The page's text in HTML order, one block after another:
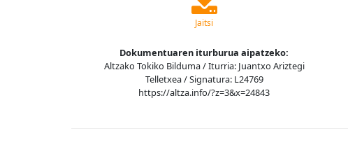
Jaitsi
Dokumentuaren iturburua aipatzeko:
Altzako Tokiko Bilduma / Iturria: Juantxo Ariztegi
Telletxea / Signatura: L24769
https://altza.info/?z=3&x=24843